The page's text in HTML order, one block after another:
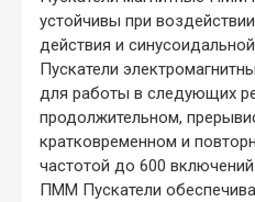
устойчивы при
действия и
Пускатели
для работы в следующих
продолжительном,
кратковременном и
частотой до 600
ПММ Пускатели